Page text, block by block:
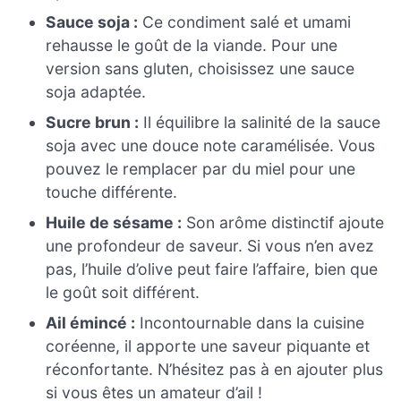
Sauce soja : Ce condiment salé et umami
rehausse le goût de la viande. Pour une
version sans gluten, choisissez une sauce
soja adaptée.
Sucre brun : Il équilibre la salinité de la sauce
soja avec une douce note caramélisée. Vous
pouvez le remplacer par du miel pour une
touche différente.
Huile de sésame : Son arôme distinctif ajoute
une profondeur de saveur. Si vous n’en avez
pas, l’huile d’olive peut faire l’affaire, bien que
le goût soit différent.
Ail émincé : Incontournable dans la cuisine
coréenne, il apporte une saveur piquante et
réconfortante. N’hésitez pas à en ajouter plus
si vous êtes un amateur d’ail !